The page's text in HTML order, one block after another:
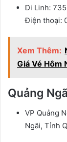
Di Linh:
Điện thoại:
Xem Thêm:
Giá Vé Hôm
Quảng
VP Quảng
Ngãi, Tỉnh